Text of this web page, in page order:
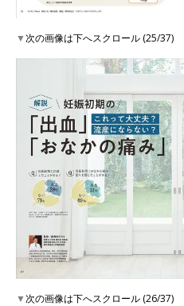
▼次の画像は下へスクロール (25/37)
▼次の画像は下へスクロール (26/37)